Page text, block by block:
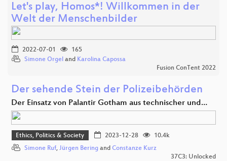
Let's play, Homos*! Willkommen in der
Welt der Menschenbilder
2022-07-01
165
Simone Orgel and Karolina Capossa
Fusion ConTent 2022
Der sehende Stein der Polizeibehörden
Der Einsatz von Palantir Gotham aus technischer und…
Ethics, Politics & Society 2023-12-28
10.4k
Simone Ruf, Jürgen Bering and Constanze Kurz
37C3: Unlocked